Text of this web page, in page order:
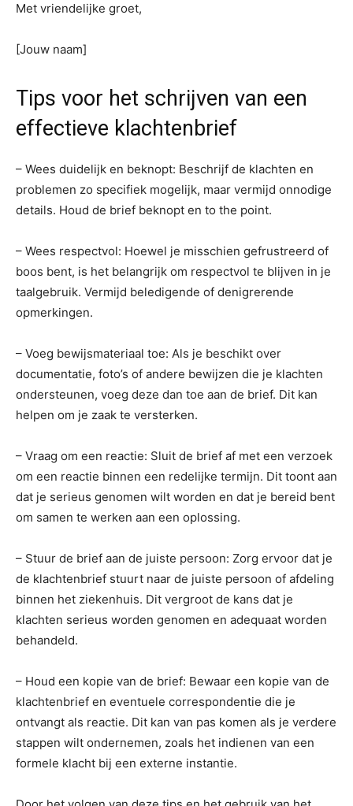
Met vriendelijke groet,
[Jouw naam]
Tips voor het schrijven van een
effectieve klachtenbrief
– Wees duidelijk en beknopt: Beschrijf de klachten en
problemen zo specifiek mogelijk, maar vermijd onnodige
details. Houd de brief beknopt en to the point.
– Wees respectvol: Hoewel je misschien gefrustreerd of
boos bent, is het belangrijk om respectvol te blijven in je
taalgebruik. Vermijd beledigende of denigrerende
opmerkingen.
– Voeg bewijsmateriaal toe: Als je beschikt over
documentatie, foto’s of andere bewijzen die je klachten
ondersteunen, voeg deze dan toe aan de brief. Dit kan
helpen om je zaak te versterken.
– Vraag om een reactie: Sluit de brief af met een verzoek
om een reactie binnen een redelijke termijn. Dit toont aan
dat je serieus genomen wilt worden en dat je bereid bent
om samen te werken aan een oplossing.
– Stuur de brief aan de juiste persoon: Zorg ervoor dat je
de klachtenbrief stuurt naar de juiste persoon of afdeling
binnen het ziekenhuis. Dit vergroot de kans dat je
klachten serieus worden genomen en adequaat worden
behandeld.
– Houd een kopie van de brief: Bewaar een kopie van de
klachtenbrief en eventuele correspondentie die je
ontvangt als reactie. Dit kan van pas komen als je verdere
stappen wilt ondernemen, zoals het indienen van een
formele klacht bij een externe instantie.